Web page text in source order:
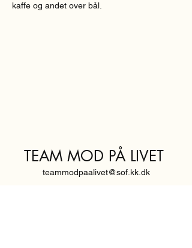
kaffe og andet over bål.
TEAM MOD PÅ LIVET
teammodpaalivet@sof.kk.dk